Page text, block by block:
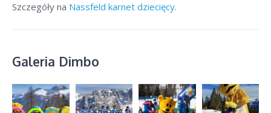
Szczegóły na Nassfeld karnet dziecięcy.
Galeria Dimbo